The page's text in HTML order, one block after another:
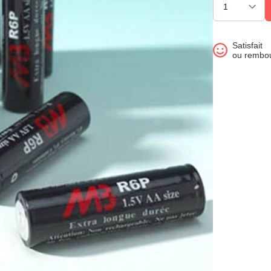
Satisfait
ou